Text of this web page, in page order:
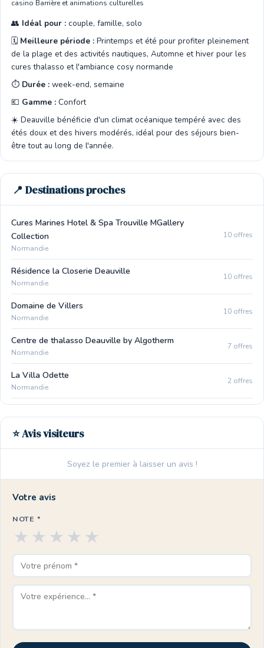
casino Barrière et animations culturelles
👥 Idéal pour : couple, famille, solo
🗓️ Meilleure période : Printemps et été pour profiter pleinement
de la plage et des activités nautiques, Automne et hiver pour les
cures thalasso et l'ambiance cosy normande
⏱️ Durée : week-end, semaine
💶 Gamme : Confort
☀️ Deauville bénéficie d'un climat océanique tempéré avec des
étés doux et des hivers modérés, idéal pour des séjours bien-
être tout au long de l'année.
📍 Destinations proches
Cures Marines Hotel & Spa Trouville MGallery
Collection
Normandie
10 offres
Résidence la Closerie Deauville
Normandie
10 offres
Domaine de Villers
Normandie
10 offres
Centre de thalasso Deauville by Algotherm
Normandie
7 offres
La Villa Odette
Normandie
2 offres
⭐ Avis visiteurs
Soyez le premier à laisser un avis !
Votre avis
NOTE *
★
★
★
★
★